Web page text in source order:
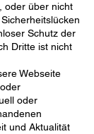
oder über nicht
Schutz der
Dritte ist nicht
Webseite
oder
und Aktualität